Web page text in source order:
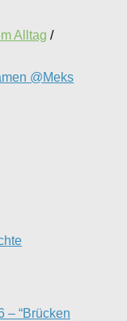
Alltag /
@Meks
– “Brücken